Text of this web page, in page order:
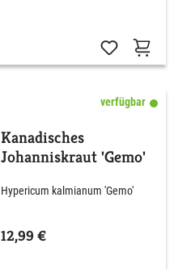
verfügbar
Kanadisches
Johanniskraut 'Gemo'
Hypericum kalmianum 'Gemo'
12,99 €